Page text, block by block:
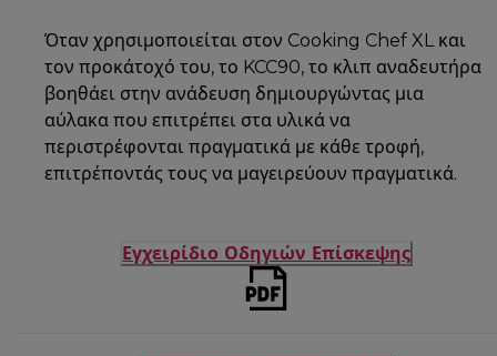
Όταν χρησιμοποιείται στον Cooking Chef XL και
τον προκάτοχό του, το KCC90, το κλιπ αναδευτήρα
βοηθάει στην ανάδευση δημιουργώντας μια
αύλακα που επιτρέπει στα υλικά να
περιστρέφονται πραγματικά με κάθε τροφή,
επιτρέποντάς τους να μαγειρεύουν πραγματικά.
Εγχειρίδιο Οδηγιών Επίσκεψης